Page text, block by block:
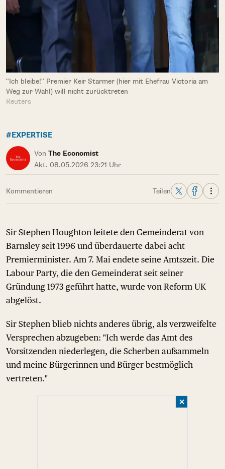
"Ich bleibe!" Premier Keir Starmer (hier mit Ehefrau Victoria am
Weg zur Wahl) will nicht zurücktreten
Reuters
#EXPERTISE
Von The Economist
Akt. 08.05.2026 23:21 Uhr
Kommentieren Teilen
Sir Stephen Houghton leitete den Gemeinderat von
Barnsley seit 1996 und überdauerte dabei acht
Premierminister. Am 7. Mai endete seine Amtszeit. Die
Labour Party, die den Gemeinderat seit seiner
Gründung 1973 geführt hatte, wurde von Reform UK
abgelöst.
Sir Stephen blieb nichts anderes übrig, als verzweifelte
Versprechen abzugeben: "Ich werde das Amt des
Vorsitzenden niederlegen, die Scherben aufsammeln
und meine Bürgerinnen und Bürger bestmöglich
vertreten."
✕